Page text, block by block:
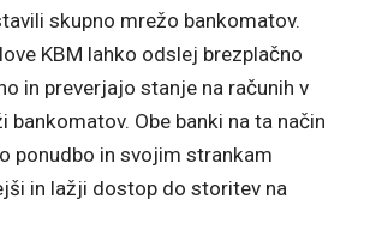
skupno mrežo bankomatov.
KBM lahko odslej brezplačno
in preverjajo stanje na računih v
bankomatov. Obe banki na ta način
ponudbo in svojim strankam
in lažji dostop do storitev na